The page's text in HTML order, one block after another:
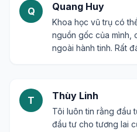
Q Quang Huy
Khoa học vũ trụ có
nguồn gốc của mình,
ngoài hành tinh. Rất
T Thùy Linh
Tôi luôn tin rằng đầu
đầu tư cho tương lai